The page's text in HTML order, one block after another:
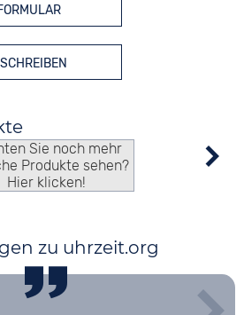
Sie noch mehr
Produkte sehen?
Hier klicken!
zu uhrzeit.org